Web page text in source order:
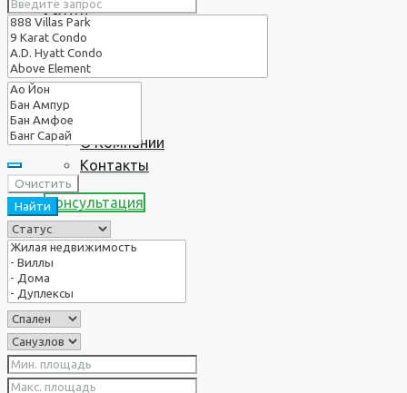
Услуги
О нас
О Компании
Контакты
Консультация
Очистить
Найти